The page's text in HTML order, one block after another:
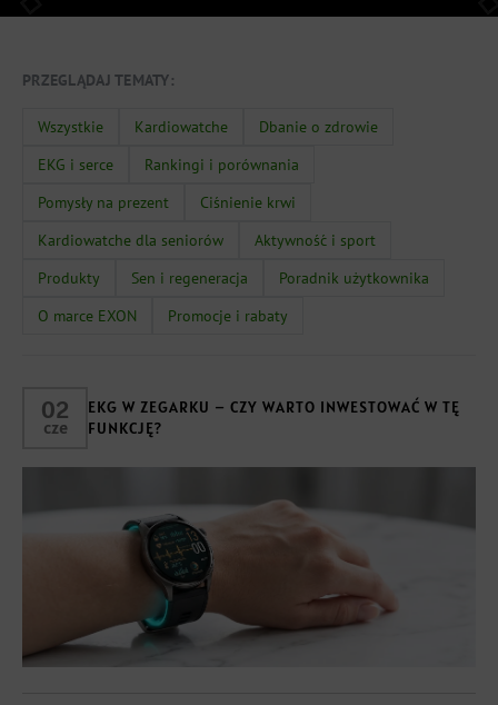
PRZEGLĄDAJ TEMATY:
Wszystkie Kardiowatche
Dbanie o zdrowie
EKG i serce
Rankingi i porównania
Pomysły na prezent
Ciśnienie krwi
Kardiowatche dla seniorów
Aktywność i sport
Produkty
Sen i regeneracja
Poradnik użytkownika
O marce EXON
Promocje i rabaty
02
cze
EKG W ZEGARKU – CZY WARTO INWESTOWAĆ W TĘ
FUNKCJĘ?